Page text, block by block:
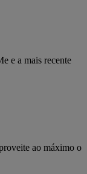
e a mais recente
ao máximo o